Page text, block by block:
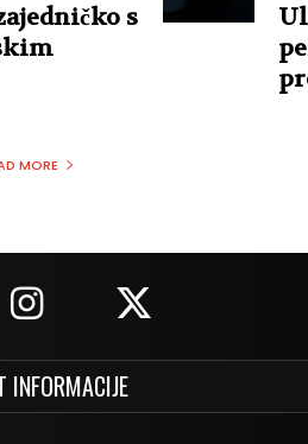
s
MORE
INFORMACIJE